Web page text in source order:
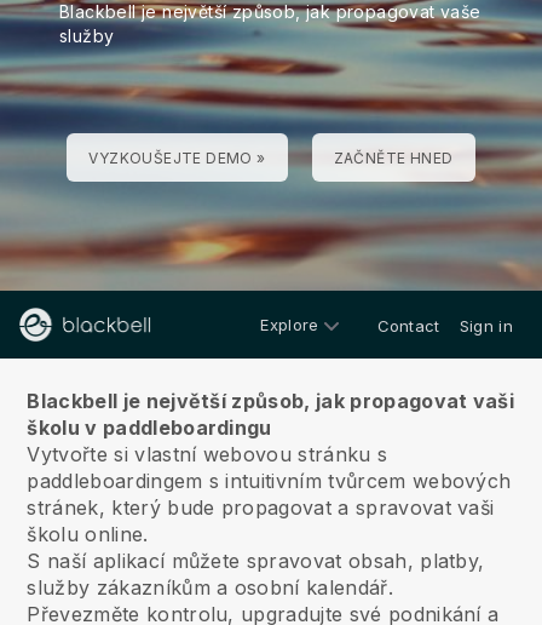
Blackbell je největší způsob, jak propagovat vaše
služby
VYZKOUŠEJTE DEMO » ZAČNĚTE HNED
Explore Contact Sign in
Blackbell je největší způsob, jak propagovat vaši
školu v paddleboardingu
Vytvořte si vlastní webovou stránku s
paddleboardingem s intuitivním tvůrcem webových
stránek, který bude propagovat a spravovat vaši
školu online.
S naší aplikací můžete spravovat obsah, platby,
služby zákazníkům a osobní kalendář.
Převezměte kontrolu, upgradujte své podnikání a